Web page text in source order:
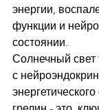
энергии,
функции и
состоянии.
Солнечный свет
с